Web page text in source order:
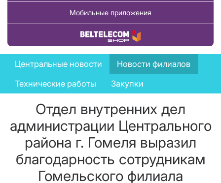
Мобильные приложения
Купить товар
News
menu
Центральные новости
Новости филиалов
Технические работы
Закупки
Отдел внутренних дел
администрации Центрального
района г. Гомеля выразил
благодарность сотрудникам
Гомельского филиала